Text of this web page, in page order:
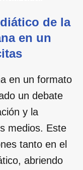
de la
en un
en un formato
un debate
y la
medios. Este
tanto en el
abriendo